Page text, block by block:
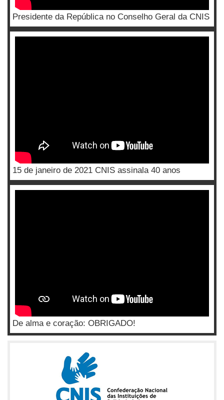
Presidente da República no Conselho Geral da CNIS
15 de janeiro de 2021 CNIS assinala 40 anos
De alma e coração: OBRIGADO!